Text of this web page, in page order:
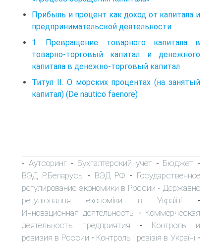
Прибыль и процент как доход от капитала и
предпринимательской деятельности
1. Превращение товарного капитала в
товарно-торговый капитал и денежного
капитала в денежно-торговый капитал
Титул II. О морских процентах (на занятый
капитал) (De nautico faenore)
- Аутсоринг- Бухгалтерский учет - Бюджет -
ВЭД Р.Беларусь - ВЭД РФ - Государственное
регулирование экономики в России - Державне
регулювання економіки в Україні -
Инновационная деятельность - Коммерческая
деятельность предприятия - Контроль и
ревизия в России - Контроль і ревізія в Україні -